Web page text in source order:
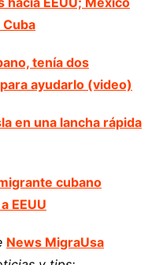
tenía dos
ayudarlo (video)
en una lancha rápida
cubano
EEUU
News MigraUsa